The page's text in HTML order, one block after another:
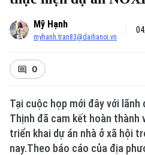
Xu hướng
Mỹ Hạnh
myhanh.tran83@daihanoi.vn
0
Tại cuộc họp mới đây với lãnh
Thịnh đã cam kết hoàn thành
triển khai dự án nhà ở xã hội
nay.Theo báo cáo của địa